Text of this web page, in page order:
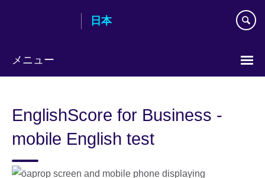
content
日本
メニュー
EnglishScore for Business -
mobile English test